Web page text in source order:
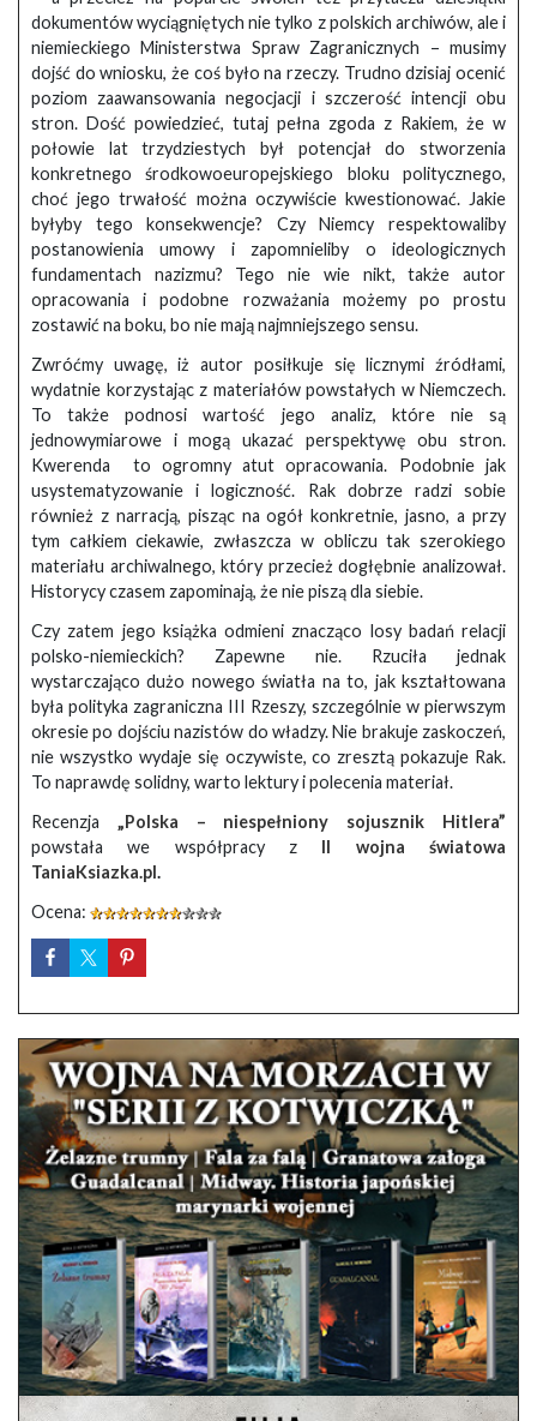
dokumentów wyciągniętych nie tylko z polskich archiwów, ale i
niemieckiego Ministerstwa Spraw Zagranicznych – musimy
dojść do wniosku, że coś było na rzeczy. Trudno dzisiaj ocenić
poziom zaawansowania negocjacji i szczerość intencji obu
stron. Dość powiedzieć, tutaj pełna zgoda z Rakiem, że w
połowie lat trzydziestych był potencjał do stworzenia
konkretnego środkowoeuropejskiego bloku politycznego,
choć jego trwałość można oczywiście kwestionować. Jakie
byłyby tego konsekwencje? Czy Niemcy respektowaliby
postanowienia umowy i zapomnieliby o ideologicznych
fundamentach nazizmu? Tego nie wie nikt, także autor
opracowania i podobne rozważania możemy po prostu
zostawić na boku, bo nie mają najmniejszego sensu.
Zwróćmy uwagę, iż autor posiłkuje się licznymi źródłami,
wydatnie korzystając z materiałów powstałych w Niemczech.
To także podnosi wartość jego analiz, które nie są
jednowymiarowe i mogą ukazać perspektywę obu stron.
Kwerenda to ogromny atut opracowania. Podobnie jak
usystematyzowanie i logiczność. Rak dobrze radzi sobie
również z narracją, pisząc na ogół konkretnie, jasno, a przy
tym całkiem ciekawie, zwłaszcza w obliczu tak szerokiego
materiału archiwalnego, który przecież dogłębnie analizował.
Historycy czasem zapominają, że nie piszą dla siebie.
Czy zatem jego książka odmieni znacząco losy badań relacji
polsko-niemieckich? Zapewne nie. Rzuciła jednak
wystarczająco dużo nowego światła na to, jak kształtowana
była polityka zagraniczna III Rzeszy, szczególnie w pierwszym
okresie po dojściu nazistów do władzy. Nie brakuje zaskoczeń,
nie wszystko wydaje się oczywiste, co zresztą pokazuje Rak.
To naprawdę solidny, warto lektury i polecenia materiał.
Recenzja „Polska – niespełniony sojusznik Hitlera”
powstała we współpracy z II wojna światowa
TaniaKsiazka.pl.
Ocena: